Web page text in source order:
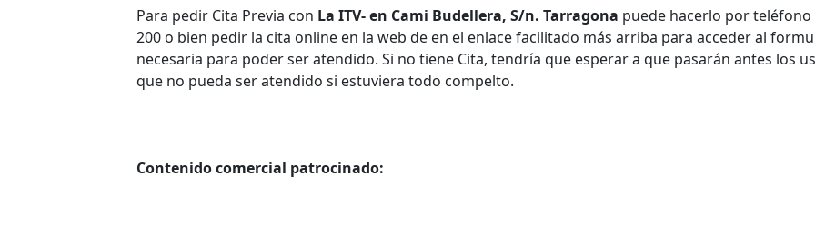
Para pedir Cita Previa con La ITV- en Cami Budellera, S/n. Tarragona puede hacerlo por
200 o bien pedir la cita online en la web de en el enlace facilitado más arriba para acceder al
necesaria para poder ser atendido. Si no tiene Cita, tendría que esperar a que pasarán antes los
que no pueda ser atendido si estuviera todo compelto.
Contenido comercial patrocinado: